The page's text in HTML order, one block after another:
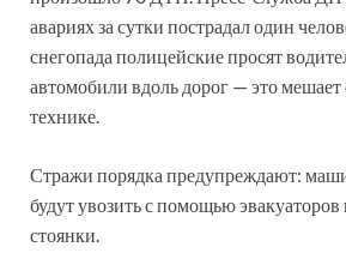
авариях за сутки пострадал один
снегопада полицейские просят
автомобили вдоль дорог — это мешает
технике.
Стражи порядка предупреждают:
будут увозить с помощью
стоянки.